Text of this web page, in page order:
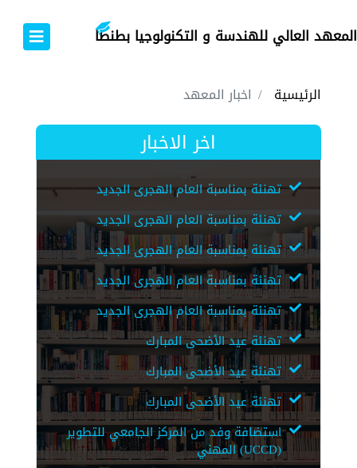
المعهد العالي للهندسة و التكنولوجيا بطنطا
الرئيسية اخبار المعهد
اخر الاخبار
تهنئة بمناسبة العام الهجرى الجديد
تهنئة بمناسبة العام الهجرى الجديد
تهنئة بمناسبة العام الهجرى الجديد
تهنئة بمناسبة العام الهجرى الجديد
تهنئة بمناسبة العام الهجرى الجديد
تهنئة عيد الأضحى المبارك
تهنئة عيد الأضحى المبارك
تهنئة عيد الأضحى المبارك
استضافة وفد من المركز الجامعي للتطوير
المهني (UCCD)